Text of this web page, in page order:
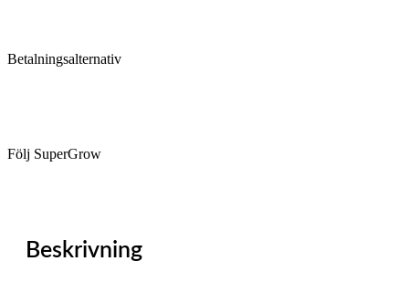
Betalningsalternativ
Följ SuperGrow
Beskrivning